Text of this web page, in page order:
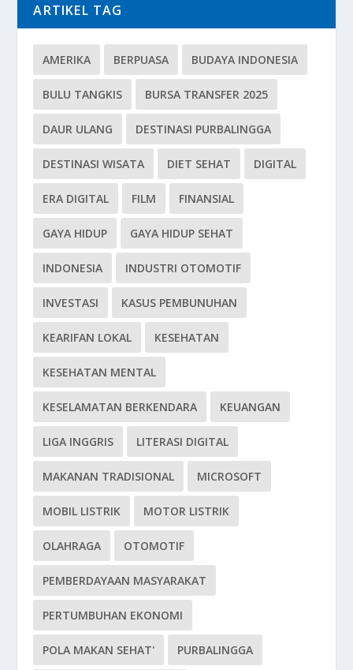
ARTIKEL TAG
AMERIKA BERPUASA BUDAYA INDONESIA
BULU TANGKIS BURSA TRANSFER 2025
DAUR ULANG DESTINASI PURBALINGGA
DESTINASI WISATA DIET SEHAT DIGITAL
ERA DIGITAL FILM FINANSIAL
GAYA HIDUP GAYA HIDUP SEHAT
INDONESIA INDUSTRI OTOMOTIF
INVESTASI KASUS PEMBUNUHAN
KEARIFAN LOKAL KESEHATAN
KESEHATAN MENTAL
KESELAMATAN BERKENDARA KEUANGAN
LIGA INGGRIS LITERASI DIGITAL
MAKANAN TRADISIONAL MICROSOFT
MOBIL LISTRIK MOTOR LISTRIK
OLAHRAGA OTOMOTIF
PEMBERDAYAAN MASYARAKAT
PERTUMBUHAN EKONOMI
POLA MAKAN SEHAT' PURBALINGGA